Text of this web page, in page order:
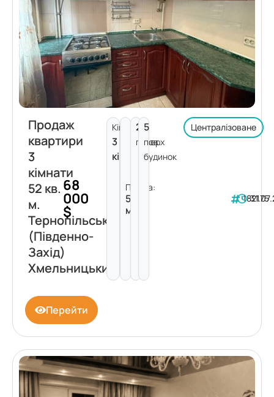
Продаж
квартири
3
кімнати
52 кв.
м.
Тернопільська
(Південно-
Захід)
Хмельницький
68
000
$
Кімнат:
3
кімнати
Площа:
52
м²
2
поверх
5
пов.
будинок
Централізоване
182175
Перейти